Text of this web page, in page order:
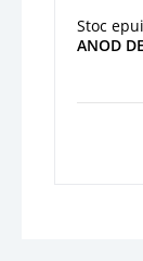
Stoc
ANOD